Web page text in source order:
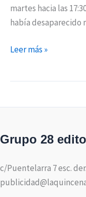
martes hacia las
había desaparecido
Leer más »
Grupo 28
c/Puentelarra 7 esc. der.